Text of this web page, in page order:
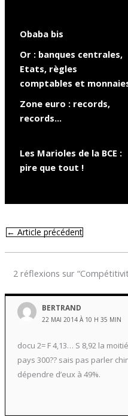
Obaba bis
Or : banques centrales,
Etats, règles
comptables et
Zone euro : records,
records…
Les Marioles de la BCE :
pire que tout !
← Article précédent
2 réflexions sur
BERTRAND
22 MAI 2014 À 10 H 35 MIN
docu 2= F 4,13… S 8,92 la
pays 300?? sais pas parler
dépendre d’eux à 49%.